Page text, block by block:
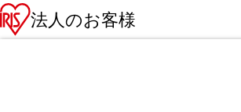
法人のお客様